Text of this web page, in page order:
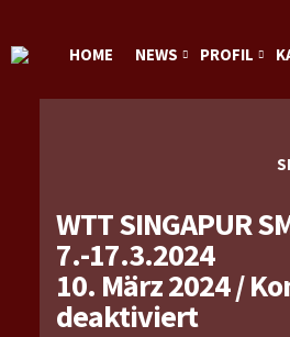
HOME NEWS PROFIL
WTT SINGAPUR
7.-17.3.2024
10. März 2024/
deaktiviertfür